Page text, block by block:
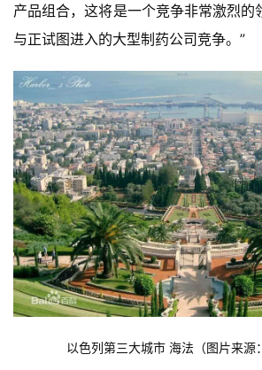
产品组合，这将是一个竞争非常激烈的
与正试图进入的大型制药公司竞争。”
以色列第三大城市 海法（图片来源